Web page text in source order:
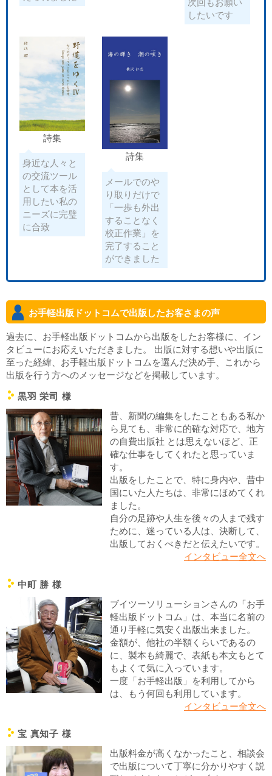
したいです
詩集
身近な人々と
の交流ツール
として本を活
用したい私の
ニーズに完璧
に合致
詩集
メールでのや
り取りだけで
「一歩も外出
することなく
校正作業」を
完了すること
ができました
6 お手軽出版ドットコムで出版したお客さまの声
過去に、お手軽出版ドットコムから出版をしたお客様に、イン
タビューにお応えいただきました。 出版に対する想いや出版に
至った経緯、お手軽出版ドットコムを選んだ決め手、これから
出版を行う方へのメッセージなどを掲載しています。
c 黒羽 栄司 様
昔、新聞の編集をしたこともある私か
ら見ても、非常に的確な対応で、地方
の自費出版社 とは思えないほど、正
確な仕事をしてくれたと思っていま
す。
出版をしたことで、特に身内や、昔中
国にいた人たちは、非常にほめてくれ
ました。
自分の足跡や人生を後々の人まで残す
ために、迷っている人は、決断して、
出版しておくべきだと伝えたいです。
インタビュー全文へ
c 中町 勝 様
ブイツーソリューションさんの「お手
軽出版ドットコム」は、本当に名前の
通り手軽に気安く出版出来ました。
金額が、他社の半額くらいであるの
に、製本も綺麗で、表紙も本文もとて
もよくて気に入っています。
一度「お手軽出版」を利用してから
は、もう何回も利用しています。
インタビュー全文へ
c 宝 真知子 様
出版料金が高くなかったこと、相談会
で出版について丁寧に分かりやすく説